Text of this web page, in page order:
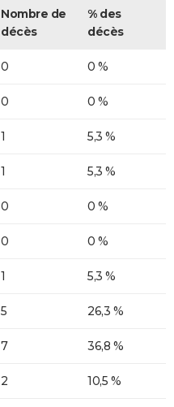
Nombre de
décès
% des
décès
0 0 %
0 0 %
1 5,3 %
1 5,3 %
0 0 %
0 0 %
1 5,3 %
5 26,3 %
7 36,8 %
2 10,5 %